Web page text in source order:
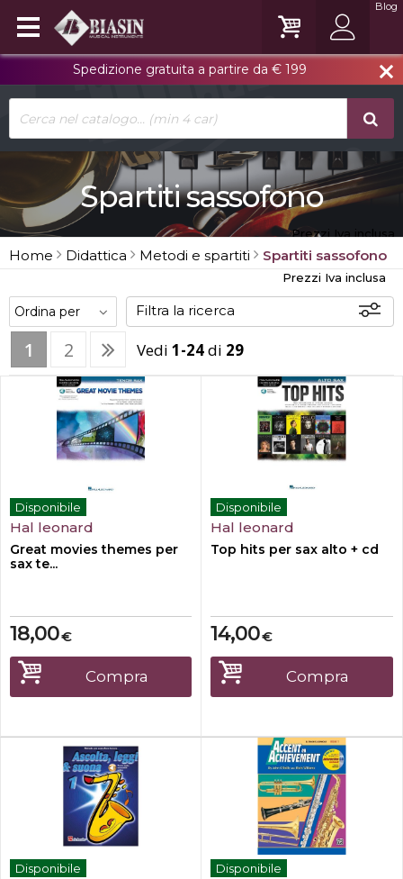
close
Spedizione gratuita a partire da € 199
Blog
Spartiti sassofono
Prezzi Iva inclusa
Home Didattica Metodi e spartiti Spartiti sassofono
Prezzi Iva inclusa
Filtra la ricerca
Disponibili
1 2 Vedi 1-24di 29
Disponibile
Hal leonard
Great movies themes per
sax te...
€
18,00
Compra
Disponibile
Hal leonard
Top hits per sax alto + cd
€
14,00
Compra
Disponibile Disponibile